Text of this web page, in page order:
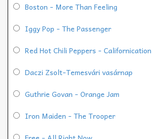
Boston - More Than Feeling
Iggy Pop - The Passenger
Red Hot Chili Peppers - Californication
Daczi Zsolt-Temesvári vasárnap
Guthrie Govan - Orange Jam
Iron Maiden - The Trooper